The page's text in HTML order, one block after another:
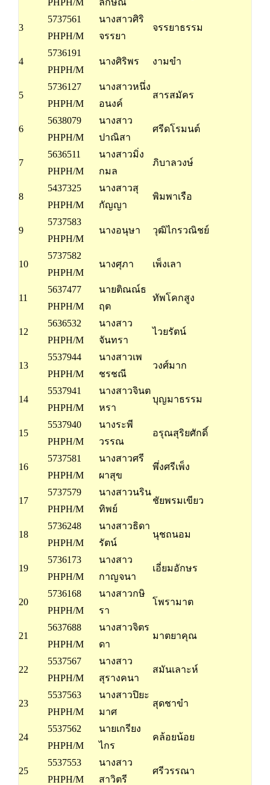
PHPH/M
ลักษณ์
3
5737561
PHPH/M
นางสาวศิริ
จรรยา
จรรยาธรรม
4
5736191
PHPH/M
นางศิริพร งามขำ
5
5736127
PHPH/M
นางสาวหนึ่ง
อนงค์
สารสมัคร
6
5638079
PHPH/M
นางสาว
ปาณิสา
ศรีดโรมนต์
7
5636511
PHPH/M
นางสาวมิ่ง
กมล
ภิบาลวงษ์
8
5437325
PHPH/M
นางสาวสุ
กัญญา
พิมพาเรือ
9
5737583
PHPH/M
นางอนุษา วุฒิไกรวณิชย์
10
5737582
PHPH/M
นางศุภา เพ็งเลา
11
5637477
PHPH/M
นายติณณ์ธ
ฤต
ทัพโคกสูง
12
5636532
PHPH/M
นางสาว
จันทรา
ไวยรัตน์
13
5537944
PHPH/M
นางสาวเพ
ชรชณี
วงศ์มาก
14
5537941
PHPH/M
นางสาวจินต
หรา
บุญมาธรรม
15
5537940
PHPH/M
นางระพี
วรรณ
อรุณสุริยศักดิ์
16
5737581
PHPH/M
นางสาวศรี
ผาสุข
พึ่งศรีเพ็ง
17
5737579
PHPH/M
นางสาวนริน
ทิพย์
ชัยพรมเขียว
18
5736248
PHPH/M
นางสาวธิดา
รัตน์
นุชถนอม
19
5736173
PHPH/M
นางสาว
กาญจนา
เอี่ยมอักษร
20
5736168
PHPH/M
นางสาวกษิ
รา
โพรามาต
21
5637688
PHPH/M
นางสาวจิตร
ดา
มาตยาคุณ
22
5537567
PHPH/M
นางสาว
สุรางคนา
สมันเลาะห์
23
5537563
PHPH/M
นางสาวปิยะ
มาศ
สุดชาขำ
24
5537562
PHPH/M
นายเกรียง
ไกร
คล้อยน้อย
25
5537553
PHPH/M
นางสาว
สาวิตรี
ศรีวรรณา